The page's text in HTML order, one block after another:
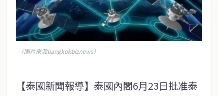
（圖片來源bangkokbiznews）
【泰國新聞報導】泰國內閣6月23日批准泰